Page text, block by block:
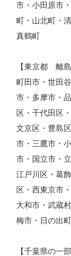
市・小田原市
町・山北町・
真鶴町
【東京都 離
町田市・世田
市・多摩市・
区・千代田区
文京区・豊島
市・三鷹市・
市・国立市・
江戸川区・葛
区・西東京市
大和市・武蔵
梅市・日の出
【千葉県の一